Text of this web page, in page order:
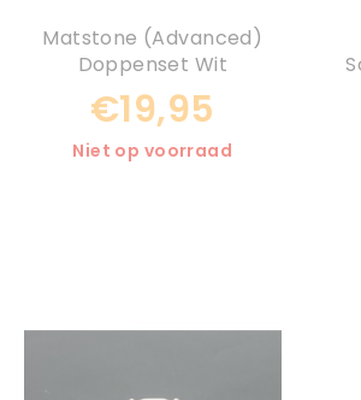
Matstone (Advanced)
Doppenset Wit
€19,95
Niet op voorraad